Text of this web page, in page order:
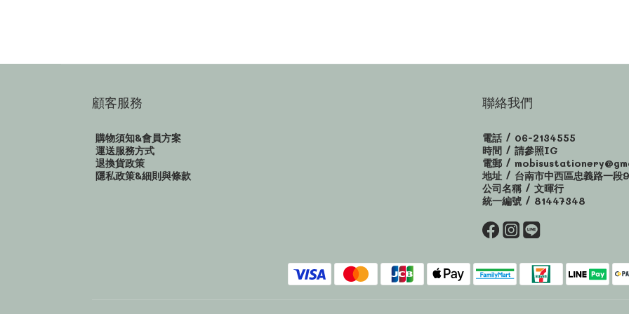
顧客服務
購物須知&會員方案
運送服務方式
退換貨政策
隱私政策&細則與條款
聯絡我們
電話 / 06-2134555
時間 / 請參照IG
電郵 /
地址 / 台南市中西區忠義路一段
公司名稱 / 文暉行
統一編號 / 81447348